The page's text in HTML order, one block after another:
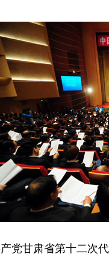
甘肃省第十二次代